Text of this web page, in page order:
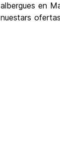
albergues en
nuestars